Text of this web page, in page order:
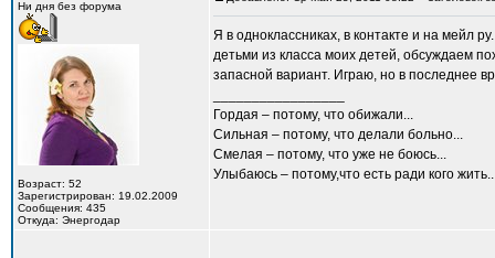
Ни дня без форума
Возраст: 52
Зарегистрирован: 19.02.2009
Сообщения: 435
Откуда: Энергодар
Я в одноклассниках, в контакте и на мейл
детьми из класса моих детей, обсуждаем
запасной вариант. Играю, но в последнее
Гордая – потому, что обижали...
Сильная – потому, что делали больно...
Смелая – потому, что уже не боюсь...
Улыбаюсь – потому,что есть ради кого